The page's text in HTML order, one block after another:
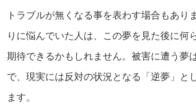
トラブルが無くなる事を表わす場合もあり
りに悩んでいた人は、この夢を見た後に何
期待できるかもしれません。被害に遭う夢
で、現実には反対の状況となる「逆夢」と
ます。